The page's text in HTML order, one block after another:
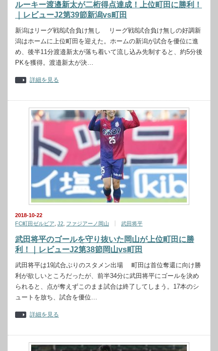
ルーキー渡邉新太が二桁得点達成！上位町田に勝利！
｜レビューJ2第39節新潟vs町田
新潟はリーグ戦8試合負け無し リーグ戦8試合負け無しの好調新
潟はホームに上位町田を迎えた。ホームの新潟が試合を優位に進
め、後半11分渡邉新太が落ち着いて流し込み先制すると、約5分後
PKを獲得。渡邉新太が決…
詳細を見る
2018-10-22
FC町田ゼルビア J2 ファジアーノ岡山 武田将平
武田将平のゴールを守り抜いた岡山が上位町田に勝
利！｜レビューJ2第38節岡山vs町田
武田将平は19試合ぶりのスタメン出場 町田は首位奪還に向け勝
利が欲しいところだったが、前半34分に武田将平にゴールを決め
られると、点が奪えずこのまま試合は終了してしまう。17本のシ
ュートを放ち、試合を優位…
詳細を見る